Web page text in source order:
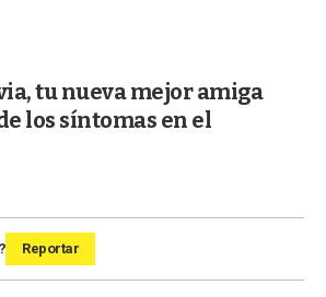
tu nueva mejor amiga
los síntomas en el
Reportar